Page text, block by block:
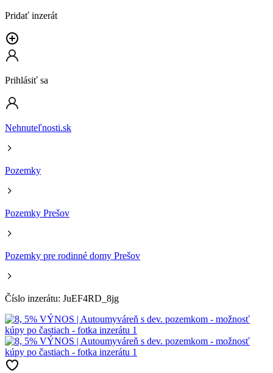
Pridať inzerát
Prihlásiť sa
Nehnuteľnosti.sk
Pozemky
Pozemky Prešov
Pozemky pre rodinné domy Prešov
Číslo inzerátu: JuEF4RD_8jg